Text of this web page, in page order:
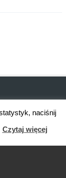
naciśnij
Czytaj więcej